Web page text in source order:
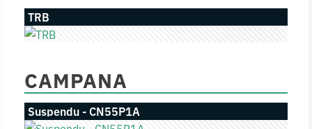
TRB
CAMPANA
Suspendu - CN55P1A